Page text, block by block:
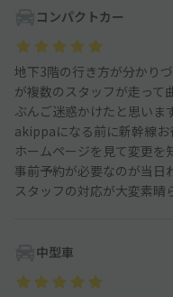
コンパクトカー
地下3階の行き方が分かり
が複数のスタッフが走って
ぶんご迷惑かけたと思いま
akippaになる前に新幹線
ホームページを見て変更を
事前予約が必要なのが当日
スタッフの対応が大変素晴
中型車